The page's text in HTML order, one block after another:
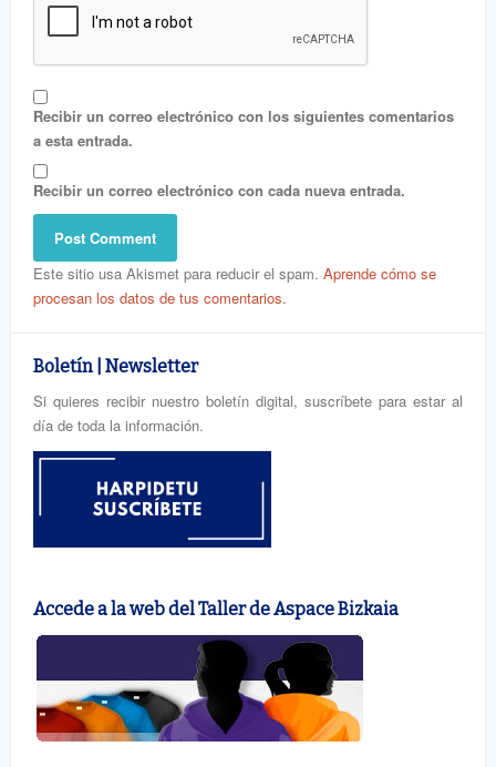
Recibir un correo electrónico con los siguientes comentarios
a esta entrada.
Recibir un correo electrónico con cada nueva entrada.
Este sitio usa Akismet para reducir el spam. Aprende cómo se
procesan los datos de tus comentarios.
Boletín | Newsletter
Si quieres recibir nuestro boletín digital, suscríbete para estar al
día de toda la información.
Accede a la web del Taller de Aspace Bizkaia